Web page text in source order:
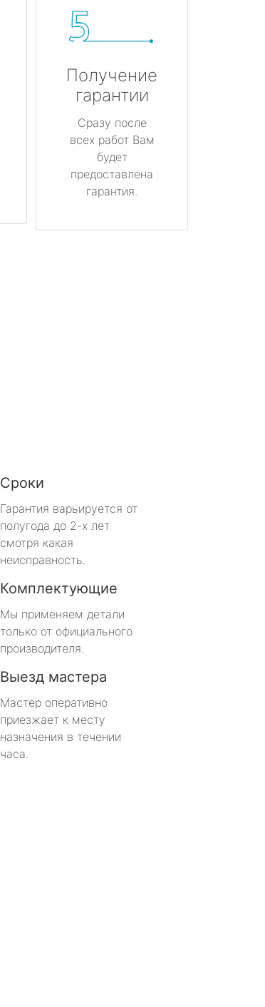
Получение
гарантии
Сразу после
всех работ Вам
будет
предоставлена
гарантия.
Сроки
Гарантия варьируется от
полугода до 2-х лет
смотря какая
неисправность.
Комплектующие
Мы применяем детали
только от официального
производителя.
Выезд мастера
Мастер оперативно
приезжает к месту
назначения в течении
часа.